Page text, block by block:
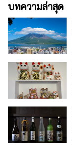
บทความล่าสุด